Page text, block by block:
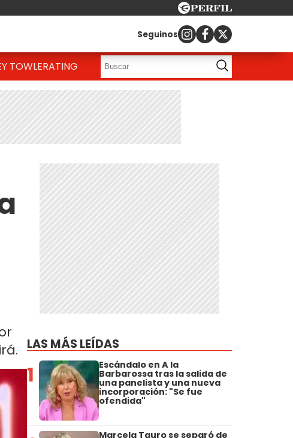
Seguinos
TOWLERATING
LAS MÁS LEÍDAS
1 Escándalo en A la
Barbarossa tras la salida de
una panelista y una nueva
incorporación: "Se fue
ofendida"
Marcela Tauro se separó de